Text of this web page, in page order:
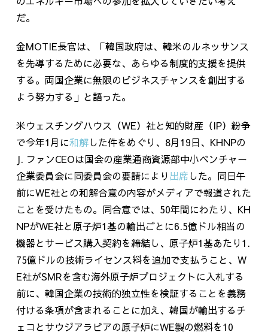
だ。
金MOTIE長官は、「韓国政府は、韓米のルネッサンス
を先導するために必要な、あらゆる制度的支援を提供
する。両国企業に無限のビジネスチャンスを創出する
よう努力する」と語った。
米ウェスチングハウス（WE）社と知的財産（IP）紛争
で今年1月に和解した件をめぐり、8月19日、 KHNPの
J. ファンCEOは国会の産業通商資源部中小ベンチャー
企業委員会に同委員会の要請により 出席した。同日午
前にWE社との和解合意の内容がメディアで報道された
ことを受けたもの。同合意では、 50年間にわたり、 KH
NPがWE社と原子炉1基の輸出ごとに6.5億ドル相当の
機器とサービス購入契約を締結し、原子炉1基あたり1.
75億ドルの技術ライセンス料を追加で支払うこと、W
E社がSMRを含む海外原子炉プロジェクトに入札する
前に、韓国企業の技術的独立性を検証することを義務
付ける条項が含まれることに加え、韓国が輸出するチ
ェコとサウジアラビアの原子炉にWE製の燃料を10